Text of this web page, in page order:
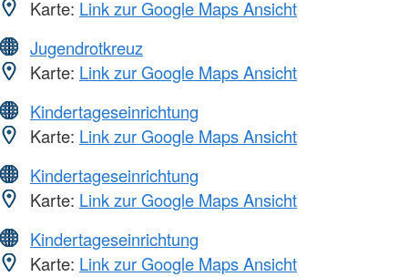
Karte: Link zur Google Maps Ansicht
Jugendrotkreuz
Karte: Link zur Google Maps Ansicht
Kindertageseinrichtung
Karte: Link zur Google Maps Ansicht
Kindertageseinrichtung
Karte: Link zur Google Maps Ansicht
Kindertageseinrichtung
Karte: Link zur Google Maps Ansicht